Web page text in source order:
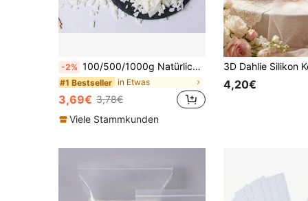
-2% 100/500/1000g Natürliche Sojawachsflocken zur Kerzenherstellung, niedriger Schmelzpunkt, sauberes Brennen, DIY-Kerzenzubehör, Heim-Aromatherapie-Kerzen, Halloween-, Weihnachts-Dekorationskerzen, Heimdekoration Duftkerzen, Tassenkerzenherstellung, für Hochzeit, Geburtstag
#1 Bestseller in Etwas
3,69€ 3,78€
Viele Stammkunden
4,20€